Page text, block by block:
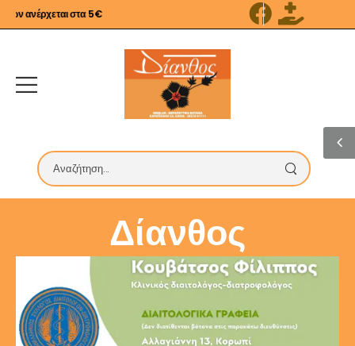
ανέρχεται στα 5€
Δίανθος